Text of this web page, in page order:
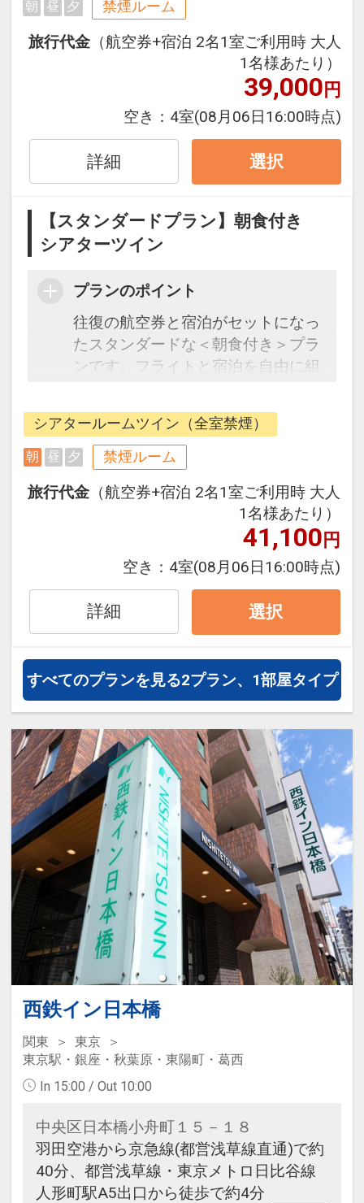
旅行期間中の1泊だけの宿泊や延
泊・飛び泊なども自由自在です。
フライトは、安心のJAL（または
JALグループ）確約！フライトマイ
オプションでレンタカーや現地交
通・体験プランなどの追加（同時予
約）が可能なプランもございます。
朝 昼 夕 禁煙ルーム
旅行代金 （航空券+宿泊 2名1室ご利用時 大人
1名様あたり）
39,000円
空き： 4室(08月06日16:00時点)
詳細 選択
【スタンダードプラン】朝食付き
シアターツイン
プランのポイント
往復の航空券と宿泊がセットになっ
たスタンダードな＜朝食付き＞プラ
ンです。フライトと宿泊を自由に組
ージだから、一都市滞在はもちろん
周遊旅行にも最適！
旅行期間中の1泊だけの宿泊や延
泊・飛び泊なども自由自在です。
フライトは、安心のJAL（または
JALグループ）確約！フライトマイ
オプションでレンタカーや現地交
通・体験プランなどの追加（同時予
約）が可能なプランもございます。
シアタールームツイン（全室禁煙）
朝 昼 夕 禁煙ルーム
旅行代金 （航空券+宿泊 2名1室ご利用時 大人
1名様あたり）
41,100円
空き： 4室(08月06日16:00時点)
詳細 選択
すべてのプランを見る2プラン、1部屋タイプ
西鉄イン日本橋
関東
東京
東京駅・銀座・秋葉原・東陽町・葛西
In 15:00 / Out 10:00
中央区日本橋小舟町１５－１８
羽田空港から京急線(都営浅草線直通)で約
40分、都営浅草線・東京メトロ日比谷線
人形町駅A5出口から徒歩で約4分